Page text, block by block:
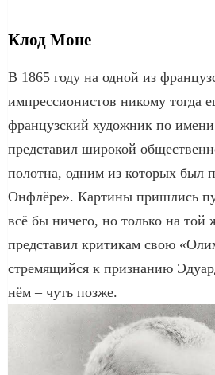
Клод Моне
В 1865 году на одной из
импрессионистов никому тогда
французский художник по
представил широкой
полотна, одним из которых был
Онфлёре». Картины пришлись
всё бы ничего, но только на той
представил критикам свою
стремящийся к признанию
нём – чуть позже.